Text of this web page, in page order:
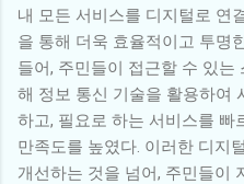
내 모든 서비스를 디지털로 연
을 통해 더욱 효율적이고 투명
들어, 주민들이 접근할 수 있
해 정보 통신 기술을 활용하여
하고, 필요로 하는 서비스를 빠
만족도를 높였다. 이러한 디지
개선하는 것을 넘어, 주민들이